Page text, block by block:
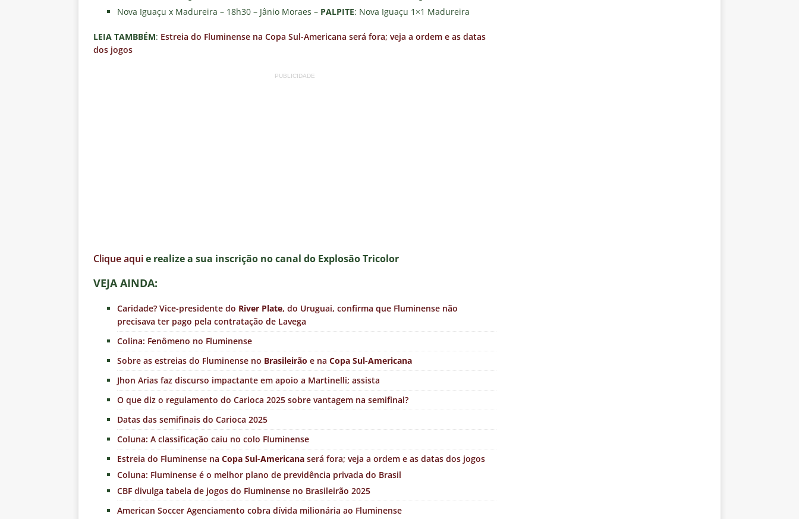
Nova Iguaçu x Madureira – 18h30 – Jânio Moraes – PALPITE: Nova Iguaçu 1×1 Madureira
LEIA TAMBBÉM: Estreia do Fluminense na Copa Sul-Americana será fora; veja a ordem e as datas
dos jogos
PUBLICIDADE
Clique aquie realize a sua inscrição no canal do Explosão Tricolor
VEJA AINDA:
Caridade? Vice-presidente do River Plate, do Uruguai, confirma que Fluminense não
precisava ter pago pela contratação de Lavega
Colina: Fenômeno no Fluminense
Sobre as estreias do Fluminense no Brasileirão e na Copa Sul-Americana
Jhon Arias faz discurso impactante em apoio a Martinelli; assista
O que diz o regulamento do Carioca 2025 sobre vantagem na semifinal?
Datas das semifinais do Carioca 2025
Coluna: A classificação caiu no colo Fluminense
Estreia do Fluminense na Copa Sul-Americana será fora; veja a ordem e as datas dos jogos
Coluna: Fluminense é o melhor plano de previdência privada do Brasil
CBF divulga tabela de jogos do Fluminense no Brasileirão 2025
American Soccer Agenciamento cobra dívida milionária ao Fluminense